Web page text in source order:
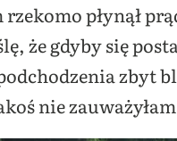
płynął
że gdyby się
zbyt
nie